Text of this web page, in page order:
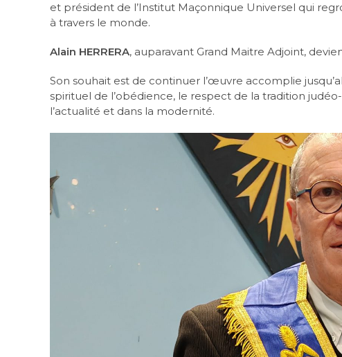
et président de l’Institut Maçonnique Universel qui
à travers le monde.
Alain HERRERA, auparavant Grand Maitre Adjoint,
Son souhait est de continuer l’œuvre accomplie
spirituel de l’obédience, le respect de la tradition
l’actualité et dans la modernité.